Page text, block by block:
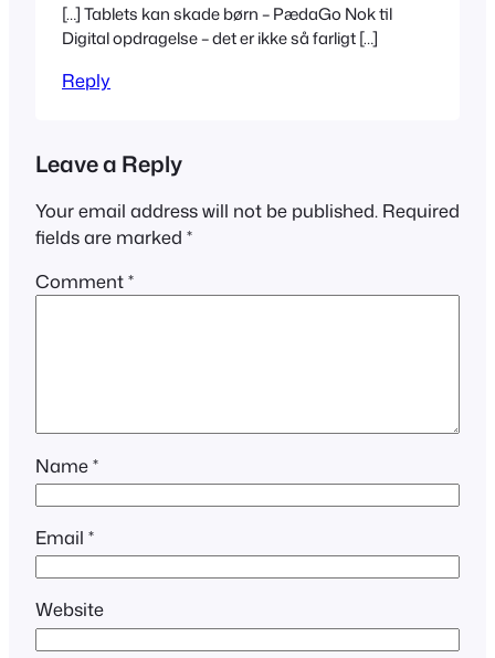
[…] Tablets kan skade børn – PædaGo Nok til
Digital opdragelse – det er ikke så farligt […]
Reply
Leave a Reply
Your email address will not be published. Required
fields are marked *
Comment*
Name*
Email *
Website